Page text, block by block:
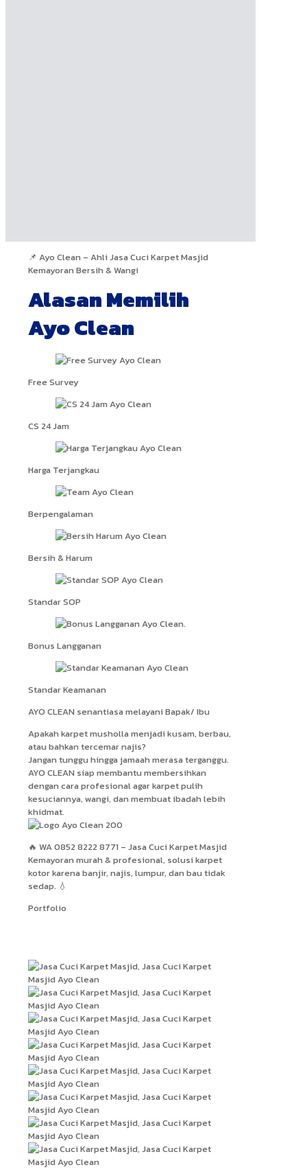
📌 Ayo Clean – Ahli Jasa Cuci Karpet Masjid
Kemayoran Bersih & Wangi
Alasan Memilih
Ayo Clean
Free Survey
CS 24 Jam
Harga Terjangkau
Berpengalaman
Bersih & Harum
Standar SOP
Bonus Langganan
Standar Keamanan
AYO CLEAN senantiasa melayani Bapak/ Ibu
Apakah karpet musholla menjadi kusam, berbau,
atau bahkan tercemar najis?
Jangan tunggu hingga jamaah merasa terganggu.
AYO CLEAN siap membantu membersihkan
dengan cara profesional agar karpet pulih
kesuciannya, wangi, dan membuat ibadah lebih
khidmat.
🔥 WA 0852 8222 8771 – Jasa Cuci Karpet Masjid
Kemayoran murah & profesional, solusi karpet
kotor karena banjir, najis, lumpur, dan bau tidak
sedap. 💧
Portfolio